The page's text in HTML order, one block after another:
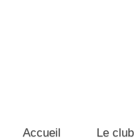
Accueil Le club